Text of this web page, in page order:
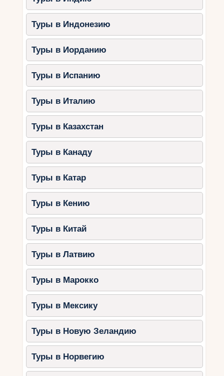
Туры в Индонезию
Туры в Иорданию
Туры в Испанию
Туры в Италию
Туры в Казахстан
Туры в Канаду
Туры в Катар
Туры в Кению
Туры в Китай
Туры в Латвию
Туры в Марокко
Туры в Мексику
Туры в Новую Зеландию
Туры в Норвегию